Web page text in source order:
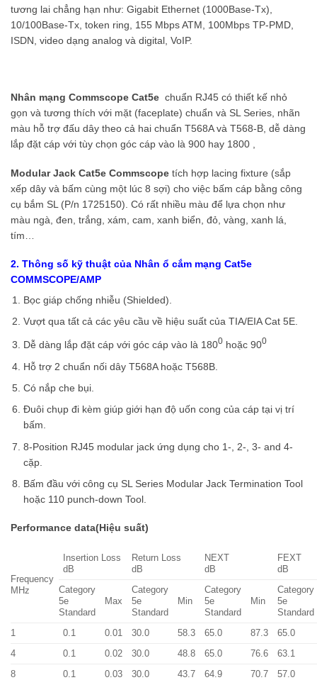
tương lai chẳng hạn như: Gigabit Ethernet (1000Base-Tx),
10/100Base-Tx, token ring, 155 Mbps ATM, 100Mbps TP-PMD,
ISDN, video dạng analog và digital, VoIP.
Nhân mạng Commscope Cat5e chuẩn RJ45 có thiết kế nhỏ
gọn và tương thích với mặt (faceplate) chuẩn và SL Series, nhãn
màu hỗ trợ đấu dây theo cả hai chuẩn T568A và T568-B, dễ dàng
lắp đặt cáp với tùy chọn góc cáp vào là 900 hay 1800 ,
Modular Jack Cat5e Commscope tích hợp lacing fixture (sắp
xếp dây và bấm cùng một lúc 8 sợi) cho việc bấm cáp bằng công
cụ bắm SL (P/n 1725150). Có rất nhiều màu để lựa chọn như
màu ngà, đen, trắng, xám, cam, xanh biển, đỏ, vàng, xanh lá,
tím…
2. Thông số kỹ thuật của Nhân ổ cắm mạng Cat5e
COMMSCOPE/AMP
Bọc giáp chống nhiễu (Shielded).
Vượt qua tất cả các yêu cầu về hiệu suất của TIA/EIA Cat 5E.
Dễ dàng lắp đặt cáp với góc cáp vào là 1800 hoặc 900
Hỗ trợ 2 chuẩn nối dây T568A hoặc T568B.
Có nắp che bụi.
Đuôi chụp đi kèm giúp giới hạn độ uốn cong của cáp tại vị trí
bấm.
8-Position RJ45 modular jack ứng dụng cho 1-, 2-, 3- and 4-
cặp.
Bấm đầu với công cụ SL Series Modular Jack Termination Tool
hoặc 110 punch-down Tool.
Performance data(Hiệu suất)
Frequency
MHz
Insertion Loss
dB
Return Loss
dB
NEXT
dB
FEXT
dB
Category
5e
Standard
Max
Category
5e
Standard
Min
Category
5e
Standard
Min
Category
5e
Standard
1 0.1 0.01 30.0 58.3 65.0 87.3 65.0
4 0.1 0.02 30.0 48.8 65.0 76.6 63.1
8 0.1 0.03 30.0 43.7 64.9 70.7 57.0